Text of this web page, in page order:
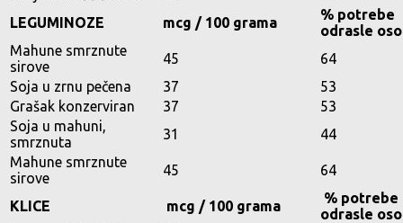
LEGUMINOZE
mcg / 100 grama
% potrebe
odrasle
Mahune smrznute
sirove
45
64
Soja u zrnu pečena
37
53
Grašak konzerviran
37
53
Soja u mahuni,
smrznuta
31
44
Mahune smrznute
sirove
45 64
KLICE mcg / 100 grama
% potrebe
odrasle